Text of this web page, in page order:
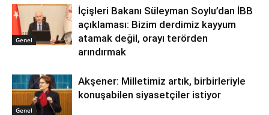
Genel
İçişleri Bakanı Süleyman Soylu’dan İBB
açıklaması: Bizim derdimiz kayyum
atamak değil, orayı terörden
arındırmak
Genel
Akşener: Milletimiz artık, birbirleriyle
konuşabilen siyasetçiler istiyor